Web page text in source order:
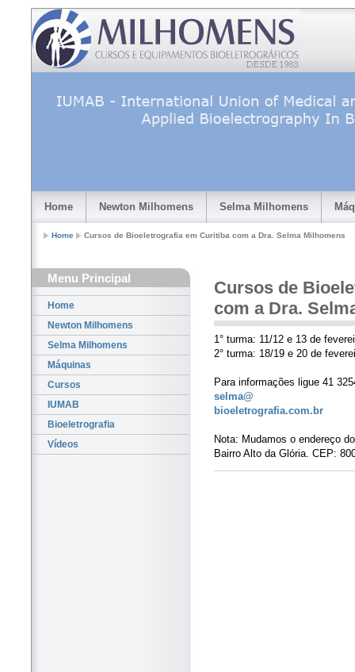
Home Newton Milhomens Selma Milhomens
Home Cursos de Bioeletrografia em Curitiba com a Dra. Selma Milhomens
Menu Principal
Home
Newton Milhomens
Selma Milhomens
Máquinas
Cursos
IUMAB
Bioeletrografia
Vídeos
Cursos de
com a Dra.
1° turma: 11/12 e 13 de
2° turma: 18/19 e 20 de
Para informações ligue 41
selma@
bioeletrografia.com.br
Nota: Mudamos o endereço
Bairro Alto da Glória. CEP: